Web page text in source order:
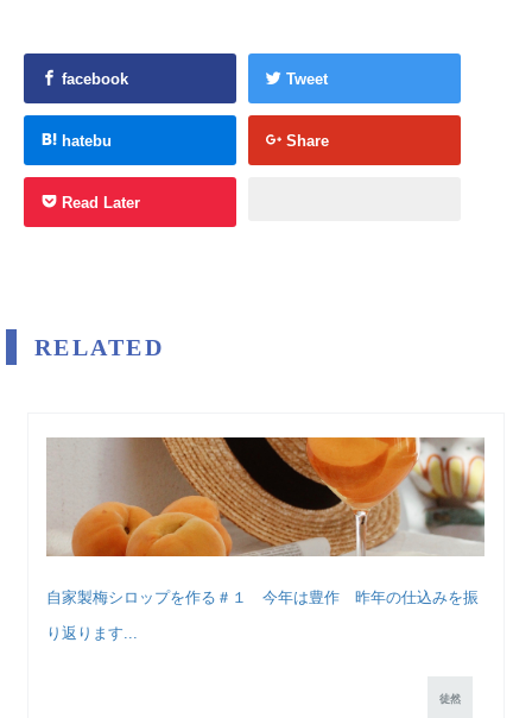
facebook Tweet
hatebu Share
Read Later
RELATED
自家製梅シロップを作る＃１ 今年は豊作 昨年の仕込みを振
り返ります...
徒然